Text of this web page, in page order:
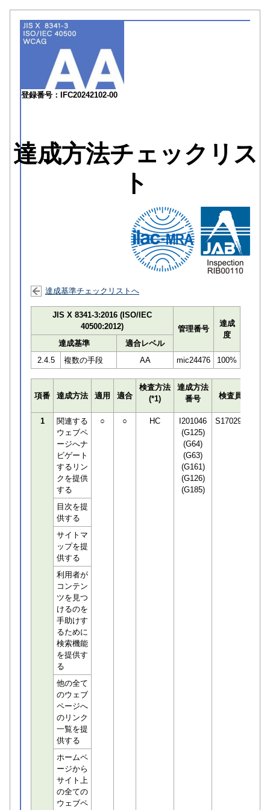
登録番号：IFC20242102-00
達成方法チェックリス
ト
達成基準チェックリストへ
JIS X 8341-3:2016 (ISO/IEC
40500:2012)
管理番号
達成
度
達成基準
適合レベル
2.4.5
複数の手段 AA mic24476 100%
項番 達成方法 適用 適合
検査方法
(*1)
達成方法
番号
検査員
1
関連する
ウェブペ
ージへナ
ビゲート
するリン
クを提供
する
○ ○ HC
I201046
(G125)
(G64)
(G63)
(G161)
(G126)
(G185)
S170294
目次を提
供する
サイトマ
ップを提
供する
利用者が
コンテン
ツを見つ
けるのを
手助けす
るために
検索機能
を提供す
る
他の全て
のウェブ
ページへ
のリンク
一覧を提
供する
ホームペ
ージから
サイト上
の全ての
ウェブペ